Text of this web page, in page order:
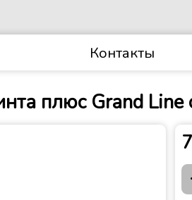
Контакты
плюс Grand